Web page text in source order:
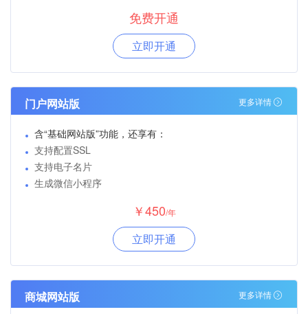
免费开通
立即开通
门户网站版 更多详情
含“基础网站版”功能，还享有：
支持配置SSL
支持电子名片
生成微信小程序
￥450/年
立即开通
商城网站版 更多详情